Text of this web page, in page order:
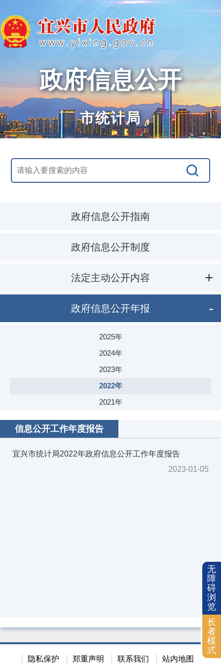
政府信息公开
市统计局
政府信息公开指南
政府信息公开制度
法定主动公开内容
政府信息公开年报
2025年
2024年
2023年
2022年
2021年
2020年
2019年
2018年
信息公开工作年度报告
宜兴市统计局2022年政府信息公开工作年度报告
2023-01-05
隐私保护 郑重声明 联系我们 站内地图
无
障
碍
浏
览
长
者
模
式